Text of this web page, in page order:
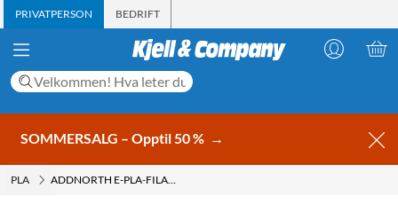
PRIVATPERSON BEDRIFT
SOMMERSALG – Opptil 50 % →
PLA ADDNORTH E-PLA-FILAMENT FOR 3D-SKRIVER 1,75 MM SVART